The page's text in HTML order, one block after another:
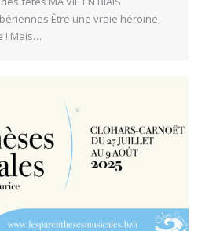
Être une vraie héroïne,
! Mais…